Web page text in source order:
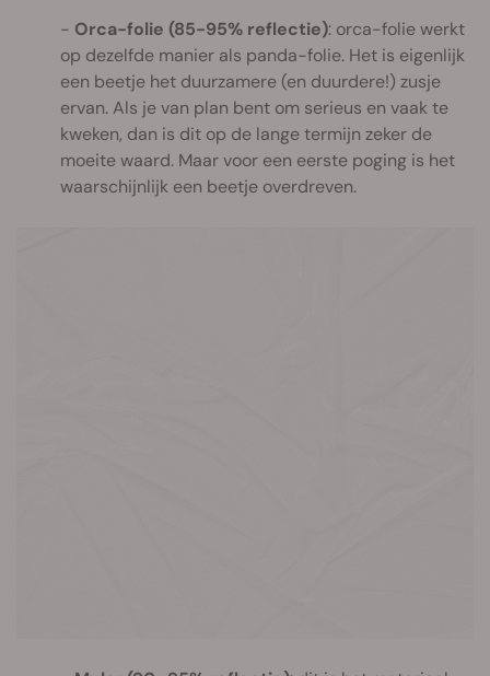
Orca-folie (85-95% reflectie): orca-folie werkt
op dezelfde manier als panda-folie. Het is eigenlijk
een beetje het duurzamere (en duurdere!) zusje
ervan. Als je van plan bent om serieus en vaak te
kweken, dan is dit op de lange termijn zeker de
moeite waard. Maar voor een eerste poging is het
waarschijnlijk een beetje overdreven.